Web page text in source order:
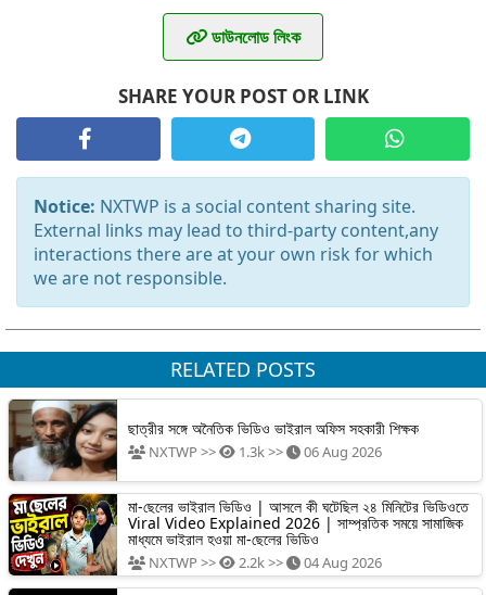
ডাউনলোড লিংক
SHARE YOUR POST OR LINK
Notice: NXTWP is a social content sharing site.
External links may lead to third-party content,any
interactions there are at your own risk for which
we are not responsible.
RELATED POSTS
ছাত্রীর সঙ্গে অনৈতিক ভিডিও ভাইরাল অফিস সহকারী শিক্ষক
NXTWP >> 1.3k >> 06 Aug 2026
মা-ছেলের ভাইরাল ভিডিও | আসলে কী ঘটেছিল ২৪ মিনিটের ভিডিওতে
Viral Video Explained 2026 | সাম্প্রতিক সময়ে সামাজিক
মাধ্যমে ভাইরাল হওয়া মা-ছেলের ভিডিও
NXTWP >> 2.2k >> 04 Aug 2026